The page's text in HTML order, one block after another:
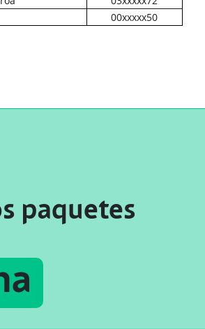
00xxxxx50
paquetes